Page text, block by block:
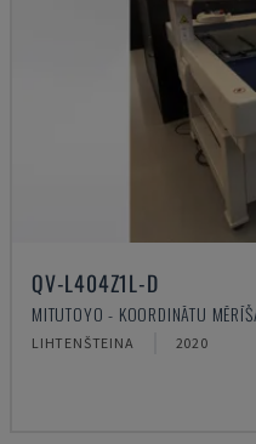
QV-L404Z1L-D
MITUTOYO - KOORDINĀTU
LIHTENŠTEINA 2020